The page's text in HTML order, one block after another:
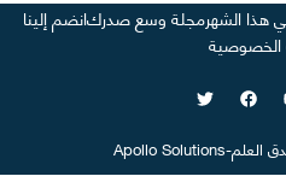
هذا الشهرمجلة وسع صدركانضم إلينا
العلم-
Apollo Solutions